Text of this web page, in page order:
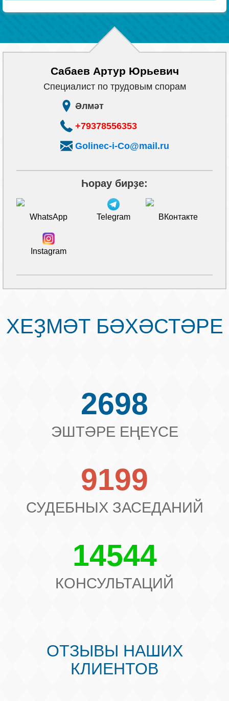
Сабаев Артур Юрьевич
Cпециалист по трудовым спорам
Әлмәт
+79378556353
Golinec-i-Co@mail.ru
Һорау бирҙе:
WhatsApp Telegram ВКонтакте
Instagram
ХЕҘМӘТ БӘХӘСТӘРЕ
2698
ЭШТӘРЕ ЕҢЕҮСЕ
9199
СУДЕБНЫХ ЗАСЕДАНИЙ
14544
КОНСУЛЬТАЦИЙ
ОТЗЫВЫ НАШИХ
КЛИЕНТОВ